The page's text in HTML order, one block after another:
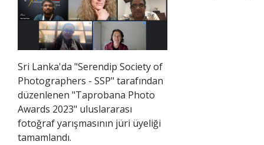
Sri Lanka'da "Serendip Society of
Photographers - SSP" tarafından
düzenlenen "Taprobana Photo
Awards 2023" uluslararası
fotoğraf yarışmasının jüri üyeliği
tamamlandı.